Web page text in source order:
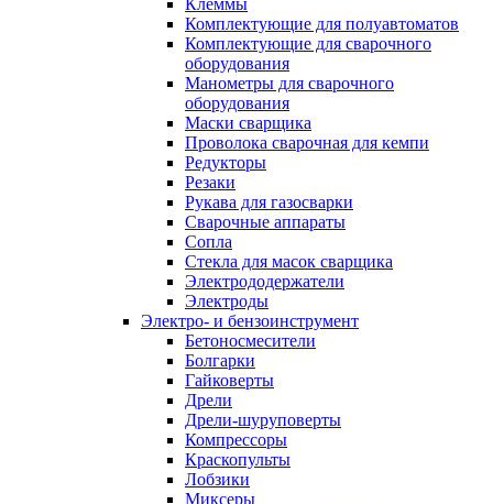
Клеммы
Комплектующие для полуавтоматов
Комплектующие для сварочного
оборудования
Манометры для сварочного
оборудования
Маски сварщика
Проволока сварочная для кемпи
Редукторы
Резаки
Рукава для газосварки
Сварочные аппараты
Сопла
Стекла для масок сварщика
Электрододержатели
Электроды
Электро- и бензоинструмент
Бетоносмесители
Болгарки
Гайковерты
Дрели
Дрели-шуруповерты
Компрессоры
Краскопульты
Лобзики
Миксеры